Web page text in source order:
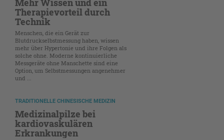
Mehr Wissen und ein
Therapievorteil durch
Technik
Menschen, die ein Gerät zur
Blutdruckselbstmessung haben, wissen
mehr über Hypertonie und ihre Folgen als
solche ohne. Moderne kontinuierliche
Messgeräte ohne Manschette sind eine
Option, um Selbstmessungen angenehmer
und ...
TRADITIONELLE CHINESISCHE MEDIZIN
Medizinalpilze bei
kardiovaskulären
Erkrankungen